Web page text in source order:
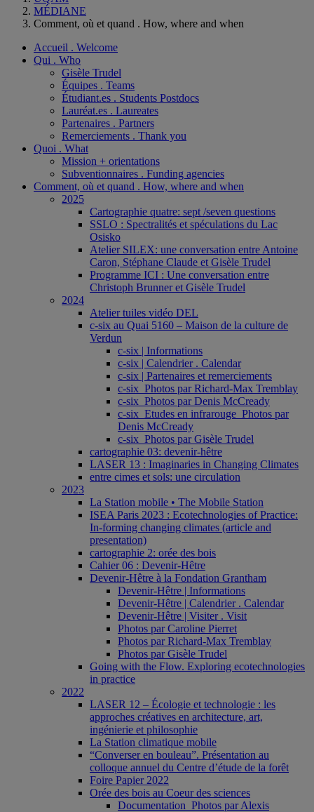
MÉDIANE
Comment, où et quand . How, where and when
Accueil . Welcome
Qui . Who
Gisèle Trudel
Équipes . Teams
Étudiant.es . Students Postdocs
Lauréat.es . Laureates
Partenaires . Partners
Remerciements . Thank you
Quoi . What
Mission + orientations
Subventionnaires . Funding agencies
Comment, où et quand . How, where and when
2025
Cartographie quatre: sept /seven questions
SSLO : Spectralités et spéculations du Lac
Osisko
Atelier SILEX: une conversation entre Antoine
Caron, Stéphane Claude et Gisèle Trudel
Programme ICI : Une conversation entre
Christoph Brunner et Gisèle Trudel
2024
Atelier tuiles vidéo DEL
c-six au Quai 5160 – Maison de la culture de
Verdun
c-six | Informations
c-six | Calendrier . Calendar
c-six | Partenaires et remerciements
c-six_Photos par Richard-Max Tremblay
c-six_Photos par Denis McCready
c-six_Etudes en infrarouge_Photos par
Denis McCready
c-six_Photos par Gisèle Trudel
cartographie 03: devenir-hêtre
LASER 13 : Imaginaries in Changing Climates
entre cimes et sols: une circulation
2023
La Station mobile • The Mobile Station
ISEA Paris 2023 : Ecotechnologies of Practice:
In-forming changing climates (article and
presentation)
cartographie 2: orée des bois
Cahier 06 : Devenir-Hêtre
Devenir-Hêtre à la Fondation Grantham
Devenir-Hêtre | Informations
Devenir-Hêtre | Calendrier . Calendar
Devenir-Hêtre | Visiter . Visit
Photos par Caroline Pierret
Photos par Richard-Max Tremblay
Photos par Gisèle Trudel
Going with the Flow. Exploring ecotechnologies
in practice
2022
LASER 12 – Écologie et technologie : les
approches créatives en architecture, art,
ingénierie et philosophie
La Station climatique mobile
“Converser en bouleau”. Présentation au
colloque annuel du Centre d’étude de la forêt
Foire Papier 2022
Orée des bois au Coeur des sciences
Documentation_Photos par Alexis